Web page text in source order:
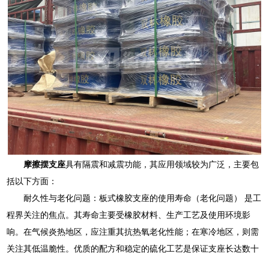
摩擦摆支座具有隔震和减震功能，其应用领域较为广泛，主要包
括以下方面：
耐久性与老化问题：板式橡胶支座的使用寿命（老化问题） 是工
程界关注的焦点。其寿命主要受橡胶材料、生产工艺及使用环境影
响。在气候炎热地区，应注重其抗热氧老化性能；在寒冷地区，则需
关注其低温脆性。优质的配方和稳定的硫化工艺是保证支座长达数十